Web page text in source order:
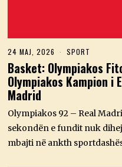
24 MAJ, 2026
4
M
A
J
2
0
2
6
SPORT
Basket: Olympiakos
Olympiakos Kampion i
Madrid
Olympiakos 92 – Real
sekondën e fundit nuk
mbajti në ankth